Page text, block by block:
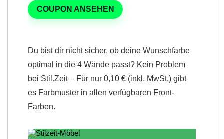
COUPON ANSEHEN
Du bist dir nicht sicher, ob deine Wunschfarbe
optimal in die 4 Wände passt? Kein Problem
bei Stil.Zeit – Für nur 0,10 € (inkl. MwSt.) gibt
es Farbmuster in allen verfügbaren Front-
Farben.